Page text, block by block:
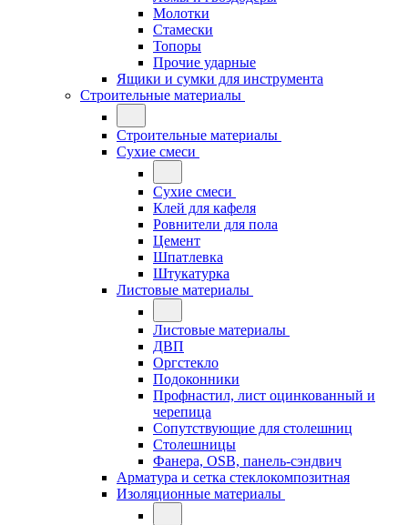
Молотки
Стамески
Топоры
Прочие ударные
Ящики и сумки для инструмента
Строительные материалы
Строительные материалы
Сухие смеси
Сухие смеси
Клей для кафеля
Ровнители для пола
Цемент
Шпатлевка
Штукатурка
Листовые материалы
Листовые материалы
ДВП
Оргстекло
Подоконники
Профнастил, лист оцинкованный и
черепица
Сопутствующие для столешниц
Столешницы
Фанера, OSB, панель-сэндвич
Арматура и сетка стеклокомпозитная
Изоляционные материалы